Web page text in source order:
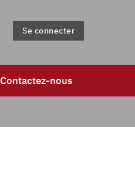
Se connecter
Contactez-nous